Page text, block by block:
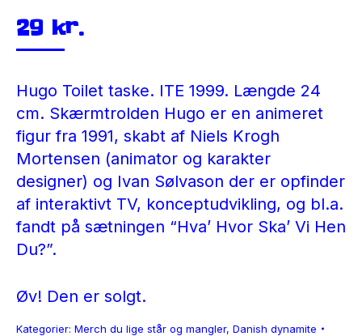
29 kr.
Hugo Toilet taske. ITE 1999. Længde 24
cm. Skærmtrolden Hugo er en animeret
figur fra 1991, skabt af Niels Krogh
Mortensen (animator og karakter
designer) og Ivan Sølvason der er opfinder
af interaktivt TV, konceptudvikling, og bl.a.
fandt på sætningen “Hva’ Hvor Ska’ Vi Hen
Du?”.
Øv! Den er solgt.
Kategorier: Merch du lige står og mangler, Danish dynamite